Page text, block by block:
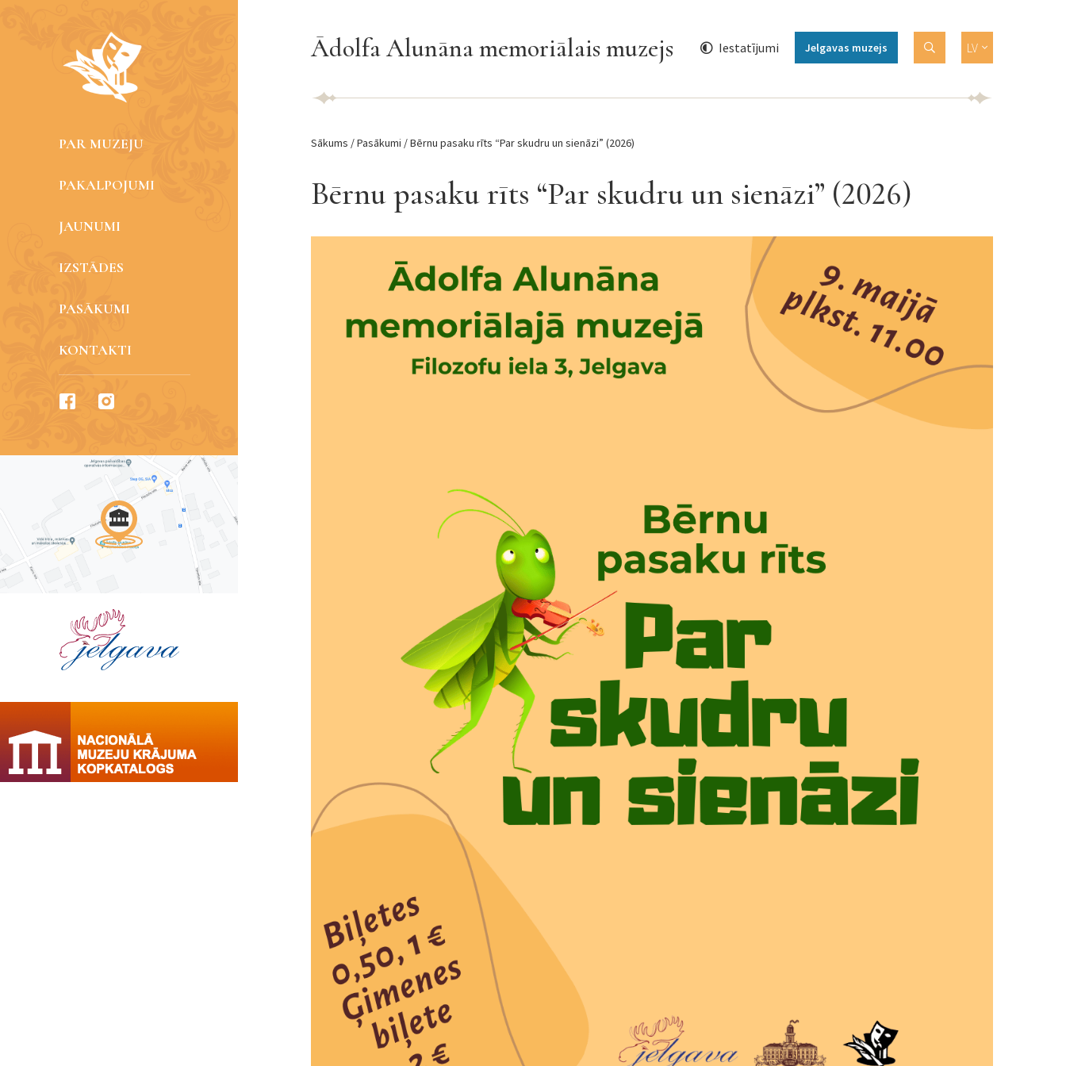
PAR MUZEJU
PAKALPOJUMI
JAUNUMI
IZSTĀDES
PASĀKUMI
KONTAKTI
Ādolfa Alunāna memoriālais muzejs Iestatījumi Jelgavas muzejs LV
Sākums Pasākumi Bērnu pasaku rīts “Par skudru un sienāzi” (2026)
Bērnu pasaku rīts “Par skudru un sienāzi” (2026)